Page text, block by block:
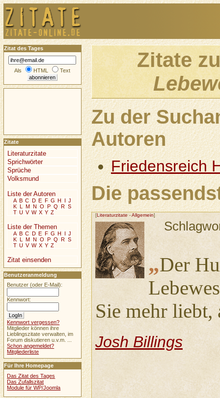
Zitate
Zu der
Autoren
Friedensreich
Die
[Literaturzitate -Allgemein]
„Der
Sie mehr liebt,
Josh Billings
Zitat des Tages
Als HTML Text
Zitate
Literaturzitate
Sprichwörter
Sprüche
Volksmund
Liste der Autoren
A B C D E F G H I J
K L M N O P Q R S
T U V W X Y Z
Liste der Themen
A B C D E F G H I J
K L M N O P Q R S
T U V W X Y Z
Zitat einsenden
Benutzeranmeldung
Benutzer (oder E-Mail):
Kennwort:
Kennwort vergessen?
Mitglieder können ihre
Lieblingszitate verwalten, im
Forum diskutieren u.v.m. ...
Schon angemeldet?
Mitgliederliste
Für Ihre Homepage
Das Zitat des Tages
Das Zufallszitat
Module für WP/Joomla